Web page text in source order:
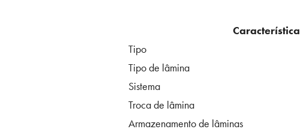
Característica
Tipo
Tipo de lâmina
Sistema
Troca de lâmina
Armazenamento de lâminas